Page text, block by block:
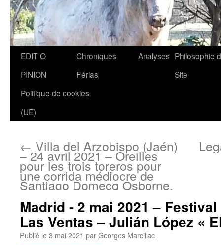
Aller
contenu
EDIT O
PINION
Chroniques
Férias
Analyses Philosophie
Site
Politique de cookies
(UE)
← Villa del Arzobispo (Jaén)
– 24 avril 2021 – Oreilles
pour les trois toreros pour
une corrida médiocre de
Santiago Domecq Osborne.
Madrid - 2 mai 2021 –
Las Ventas – Julián López «
Publié le3 mai 2021 parGeorges Marcillac